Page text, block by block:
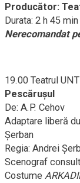
Producător:
Durata: 2 h 45
Nerecomandat
19.00 Teatrul
Pescărușul
De: A.P. Cehov
Adaptare liberă
Șerban
Regia: Andrei
Scenograf
Costume